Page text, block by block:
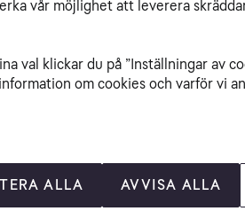
Måndag –
Avvikande
vår möjlighet att leverera
val klickar du på ”Inställningar av
om cookies och varför vi
ALLA AVVISA ALLA